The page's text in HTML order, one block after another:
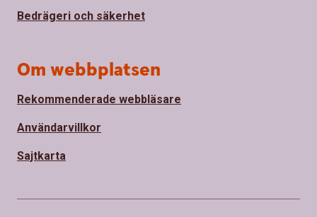
Bedrägeri och säkerhet
Om webbplatsen
Rekommenderade webbläsare
Användarvillkor
Sajtkarta